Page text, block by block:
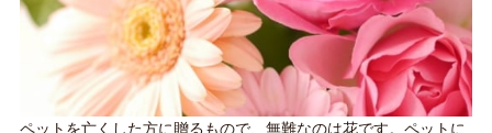
ペットを亡くした方に贈るもので、無難なのは花です。ペットに